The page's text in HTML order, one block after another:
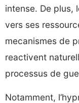
intense. De plus,
vers ses
mecanismes de
reactivent
processus de
Notamment,